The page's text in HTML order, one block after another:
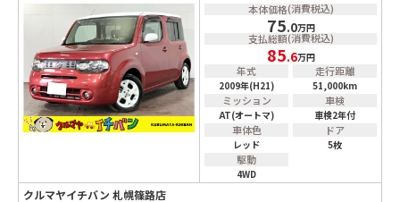
本体価格(消費税込)
75.0万円
支払総額(消費税込)
85.6万円
年式
2009年(H21)
走行距離
51,000km
ミッション
AT(オートマ)
車検
車検2年付
車体色
レッド
ドア
5枚
駆動
4WD
クルマヤイチバン 札幌篠路店